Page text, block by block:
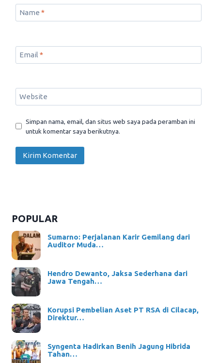
Name *
Email *
Website
Simpan nama, email, dan situs web saya pada peramban ini
untuk komentar saya berikutnya.
POPULAR
Sumarno: Perjalanan Karir Gemilang dari
Auditor Muda…
Hendro Dewanto, Jaksa Sederhana dari
Jawa Tengah…
Korupsi Pembelian Aset PT RSA di Cilacap,
Direktur…
Syngenta Hadirkan Benih Jagung Hibrida
Tahan…